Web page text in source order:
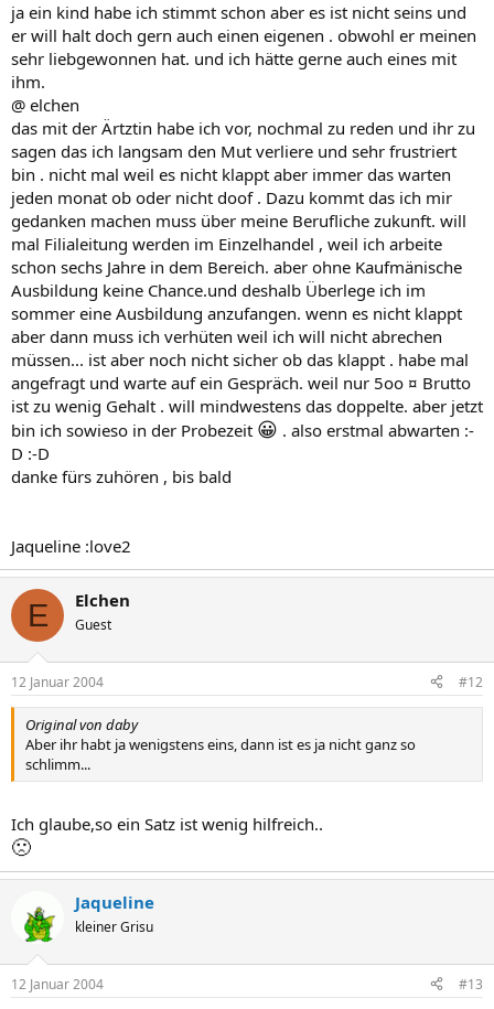
ja ein kind habe ich stimmt schon aber es ist nicht seins und
er will halt doch gern auch einen eigenen . obwohl er meinen
sehr liebgewonnen hat. und ich hätte gerne auch eines mit
ihm.
@ elchen
das mit der Ärtztin habe ich vor, nochmal zu reden und ihr zu
sagen das ich langsam den Mut verliere und sehr frustriert
bin . nicht mal weil es nicht klappt aber immer das warten
jeden monat ob oder nicht doof . Dazu kommt das ich mir
gedanken machen muss über meine Berufliche zukunft. will
mal Filialeitung werden im Einzelhandel , weil ich arbeite
schon sechs Jahre in dem Bereich. aber ohne Kaufmänische
Ausbildung keine Chance.und deshalb Überlege ich im
sommer eine Ausbildung anzufangen. wenn es nicht klappt
aber dann muss ich verhüten weil ich will nicht abrechen
müssen... ist aber noch nicht sicher ob das klappt . habe mal
angefragt und warte auf ein Gespräch. weil nur 5oo ¤ Brutto
ist zu wenig Gehalt . will mindwestens das doppelte. aber jetzt
bin ich sowieso in der Probezeit 😀 . also erstmal abwarten :-
D :-D
danke fürs zuhören , bis bald
Jaqueline :love2
E Elchen
Guest
12 Januar 2004 #12
Original von daby
Aber ihr habt ja wenigstens eins, dann ist es ja nicht ganz so
schlimm...
Ich glaube,so ein Satz ist wenig hilfreich..
🙁
Jaqueline
kleiner Grisu
12 Januar 2004 #13